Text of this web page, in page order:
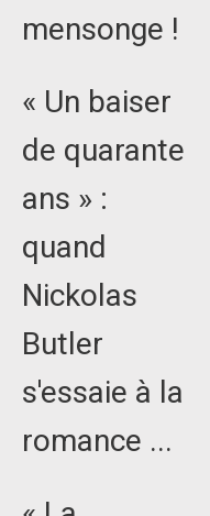
mensonge !
« Un baiser
de quarante
ans » :
quand
Nickolas
Butler
s'essaie à la
romance ...